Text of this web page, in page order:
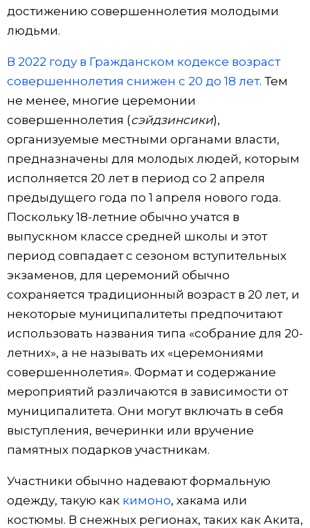
достижению совершеннолетия молодыми
людьми.
В 2022 году в Гражданском кодексе возраст
совершеннолетия снижен с 20 до 18 лет. Тем
не менее, многие церемонии
совершеннолетия (сэйдзинсики),
организуемые местными органами власти,
предназначены для молодых людей, которым
исполняется 20 лет в период со 2 апреля
предыдущего года по 1 апреля нового года.
Поскольку 18-летние обычно учатся в
выпускном классе средней школы и этот
период совпадает с сезоном вступительных
экзаменов, для церемоний обычно
сохраняется традиционный возраст в 20 лет, и
некоторые муниципалитеты предпочитают
использовать названия типа «собрание для 20-
летних», а не называть их «церемониями
совершеннолетия». Формат и содержание
мероприятий различаются в зависимости от
муниципалитета. Они могут включать в себя
выступления, вечеринки или вручение
памятных подарков участникам.
Участники обычно надевают формальную
одежду, такую ​​как кимоно, хакама или
костюмы. В снежных регионах, таких как Акита,